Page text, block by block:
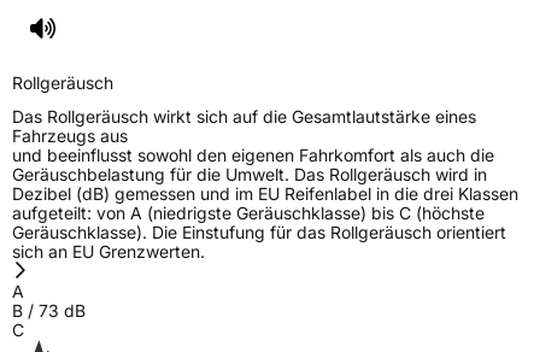
Rollgeräusch
Das Rollgeräusch wirkt sich auf die Gesamtlautstärke eines
Fahrzeugs aus
und beeinflusst sowohl den eigenen Fahrkomfort als auch die
Geräuschbelastung für die Umwelt. Das Rollgeräusch wird in
Dezibel (dB) gemessen und im EU Reifenlabel in die drei Klassen
aufgeteilt: von A (niedrigste Geräuschklasse) bis C (höchste
Geräuschklasse). Die Einstufung für das Rollgeräusch orientiert
sich an EU Grenzwerten.
A
B / 73 dB
C